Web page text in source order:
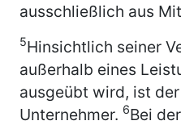
ausschließlich aus
5Hinsichtlich seiner
außerhalb eines
ausgeübt wird, ist
Unternehmer. 6Bei